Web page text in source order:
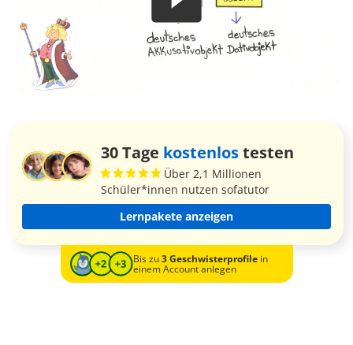
30 Tage kostenlostesten
Über 2,1 Millionen
Schüler*innen nutzen sofatutor
Lernpakete anzeigen
Bis zu3 Geschwisterprofilein
einem Account anlegen